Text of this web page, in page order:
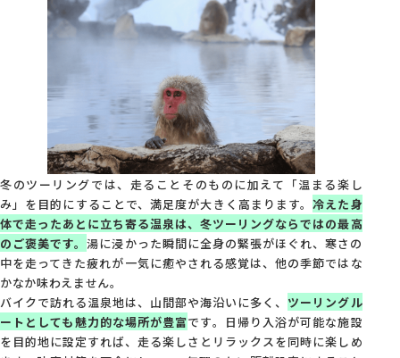
冬のツーリングでは、走ることそのものに加えて「温まる楽し
み」を目的にすることで、満足度が大きく高まります。冷えた身
体で走ったあとに立ち寄る温泉は、冬ツーリングならではの最高
のご褒美です。湯に浸かった瞬間に全身の緊張がほぐれ、寒さの
中を走ってきた疲れが一気に癒やされる感覚は、他の季節ではな
かなか味わえません。
バイクで訪れる温泉地は、山間部や海沿いに多く、 ツーリングル
ートとしても魅力的な場所が豊富です。日帰り入浴が可能な施設
を目的地に設定すれば、走る楽しさとリラックスを同時に楽しめ